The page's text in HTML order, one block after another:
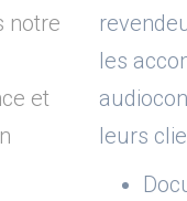
notre
et
les
leurs